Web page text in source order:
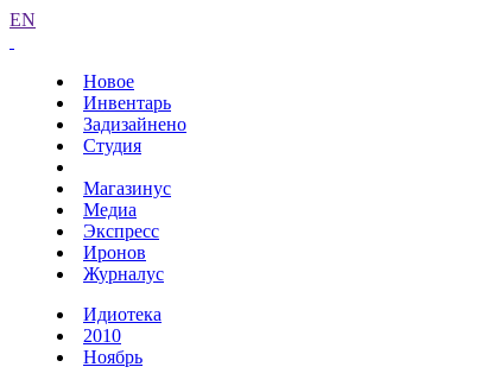
EN
Новое
Инвентарь
Задизайнено
Студия
Магазинус
Медиа
Экспресс
Иронов
Журналус
Идиотека
2010
Ноябрь